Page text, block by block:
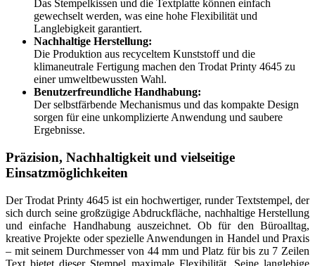
Das Stempelkissen und die Textplatte können einfach
gewechselt werden, was eine hohe Flexibilität und
Langlebigkeit garantiert.
Nachhaltige Herstellung:
Die Produktion aus recyceltem Kunststoff und die
klimaneutrale Fertigung machen den Trodat Printy 4645 zu
einer umweltbewussten Wahl.
Benutzerfreundliche Handhabung:
Der selbstfärbende Mechanismus und das kompakte Design
sorgen für eine unkomplizierte Anwendung und saubere
Ergebnisse.
Präzision, Nachhaltigkeit und vielseitige
Einsatzmöglichkeiten
Der Trodat Printy 4645 ist ein hochwertiger, runder Textstempel, der
sich durch seine großzügige Abdruckfläche, nachhaltige Herstellung
und einfache Handhabung auszeichnet. Ob für den Büroalltag,
kreative Projekte oder spezielle Anwendungen in Handel und Praxis
– mit seinem Durchmesser von 44 mm und Platz für bis zu 7 Zeilen
Text bietet dieser Stempel maximale Flexibilität. Seine langlebige